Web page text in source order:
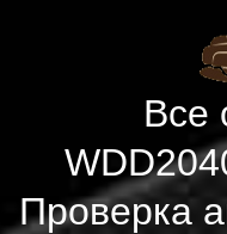
Все
Проверка